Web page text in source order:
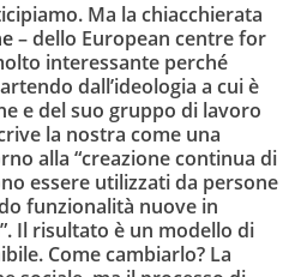
Ma la chiacchierata
– dello European centre for
interessante perché
dall’ideologia a cui è
e del suo gruppo di lavoro
la nostra come una
alla “creazione continua di
essere utilizzati da persone
funzionalità nuove in
Il risultato è un modello di
Come cambiarlo? La